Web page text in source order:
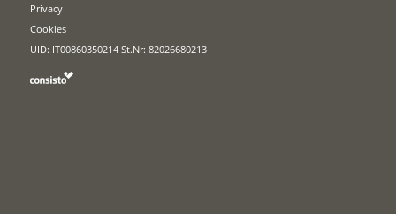
Privacy
Cookies
UID: IT00860350214 St.Nr: 82026680213